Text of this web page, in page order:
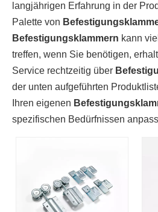
langjährigen Erfahrung in der
Palette von
Befestigungsklammern kann
treffen, wenn Sie benötigen,
Service rechtzeitig über
der unten aufgeführten
Ihren eigenen
spezifischen Bedürfnissen